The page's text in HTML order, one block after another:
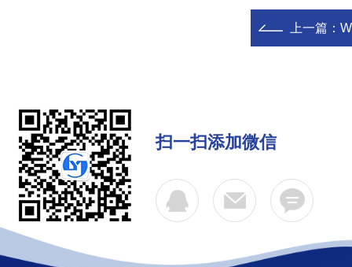
上一篇：
扫一扫添加微信